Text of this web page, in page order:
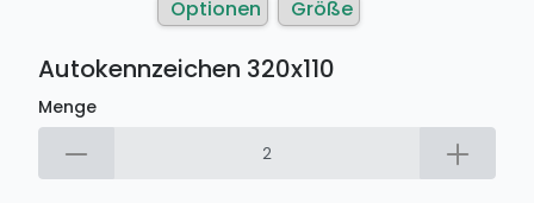
Optionen Größe
Autokennzeichen 320x110
Menge